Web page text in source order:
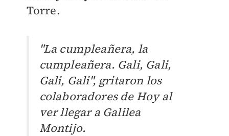
Torre.
"La cumpleañera, la
cumpleañera. Gali, Gali,
Gali, Gali", gritaron los
colaboradores de Hoy al
ver llegar a Galilea
Montijo.